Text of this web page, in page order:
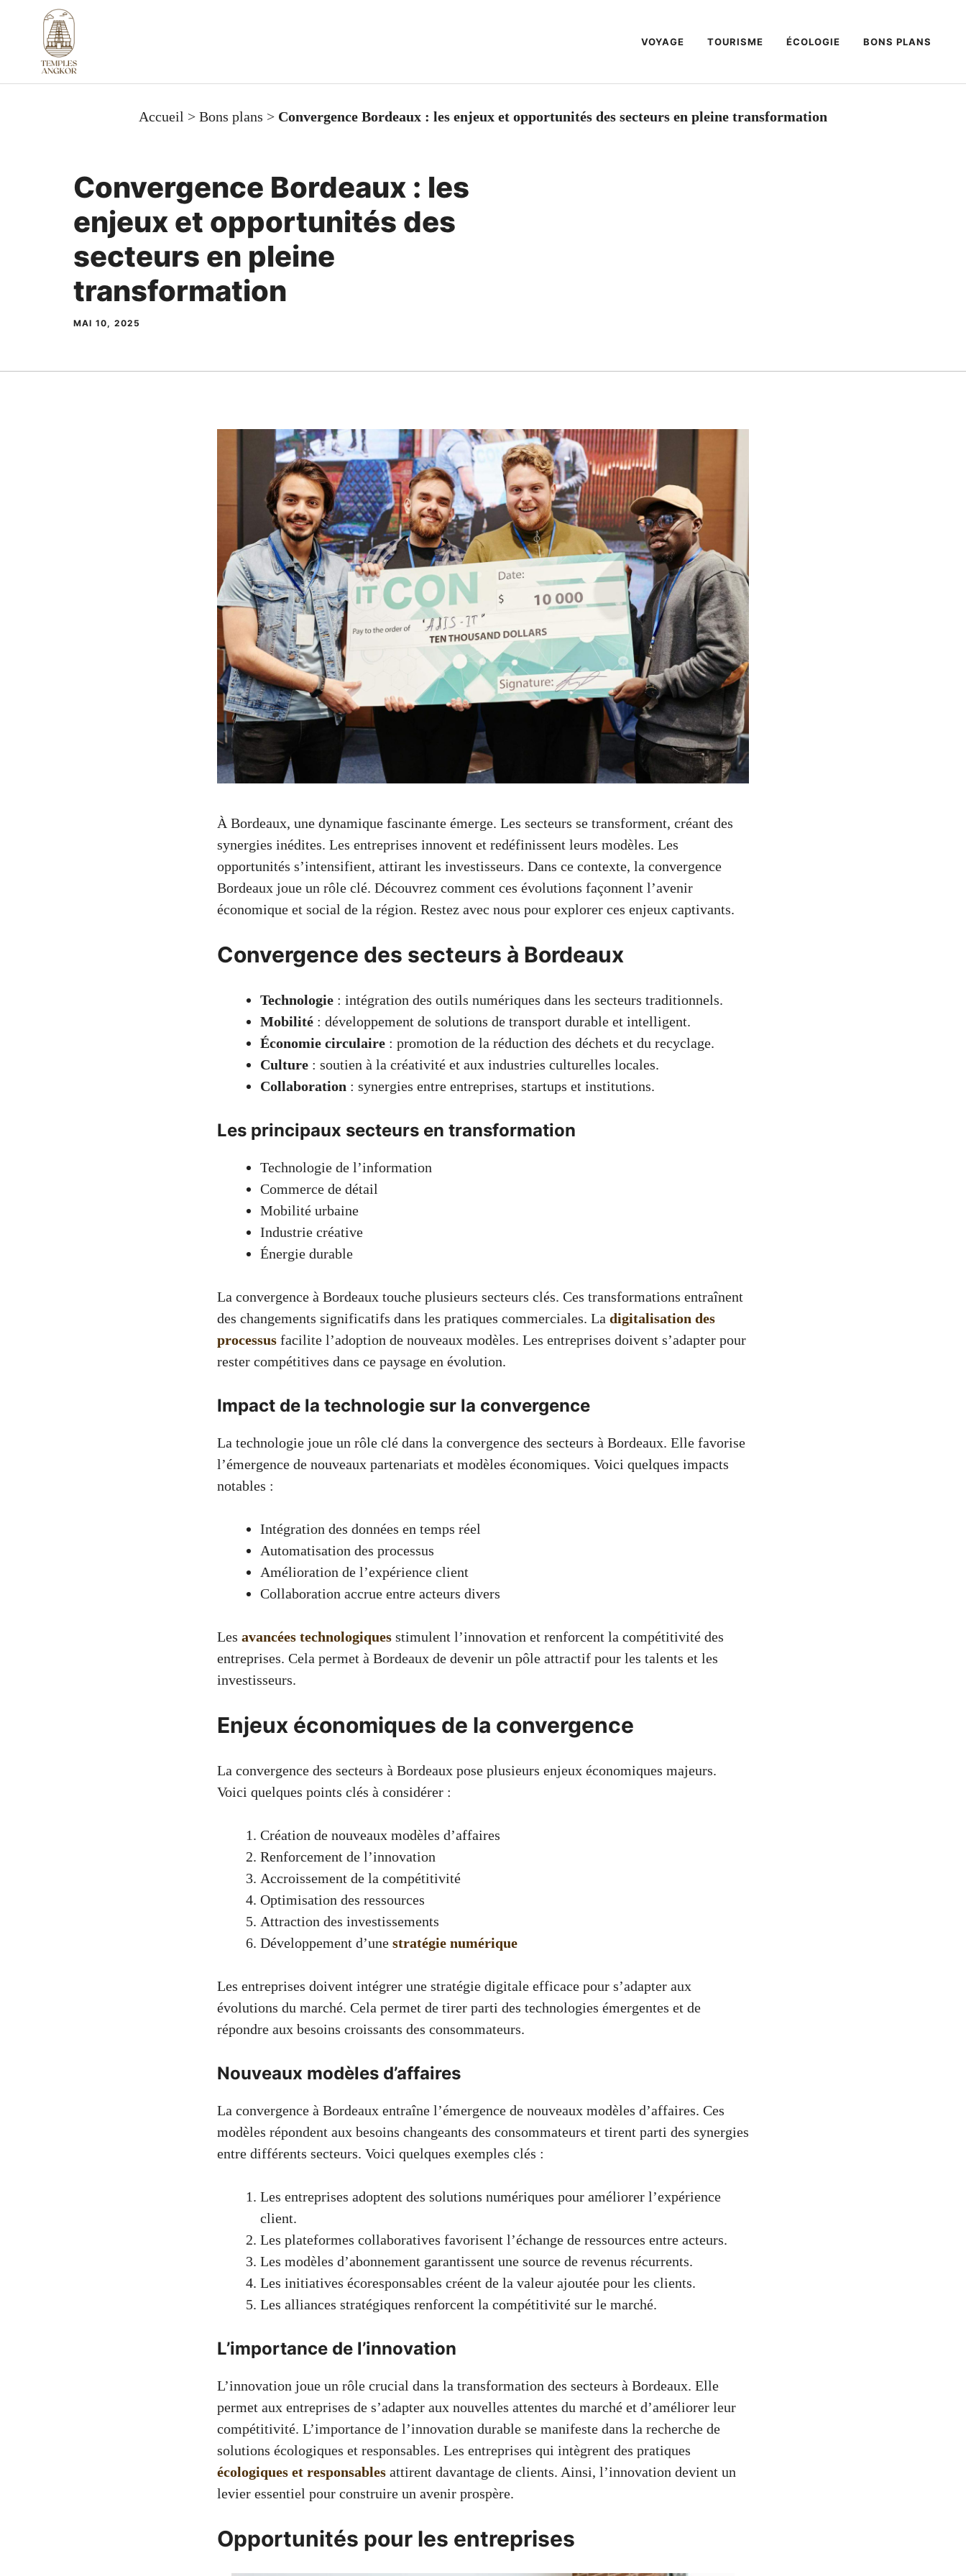
contenu
VOYAGE TOURISME ÉCOLOGIE BONS PLANS
Accueil > Bons plans > Convergence Bordeaux : les enjeux et opportunités des secteurs en pleine transformation
Convergence Bordeaux : les
enjeux et opportunités des
secteurs en pleine
transformation
MAI 10, 2025
À Bordeaux, une dynamique fascinante émerge. Les secteurs se transforment, créant des
synergies inédites. Les entreprises innovent et redéfinissent leurs modèles. Les
opportunités s’intensifient, attirant les investisseurs. Dans ce contexte, la convergence
Bordeaux joue un rôle clé. Découvrez comment ces évolutions façonnent l’avenir
économique et social de la région. Restez avec nous pour explorer ces enjeux captivants.
Convergence des secteurs à Bordeaux
Technologie : intégration des outils numériques dans les secteurs traditionnels.
Mobilité : développement de solutions de transport durable et intelligent.
Économie circulaire : promotion de la réduction des déchets et du recyclage.
Culture : soutien à la créativité et aux industries culturelles locales.
Collaboration : synergies entre entreprises, startups et institutions.
Les principaux secteurs en transformation
Technologie de l’information
Commerce de détail
Mobilité urbaine
Industrie créative
Énergie durable
La convergence à Bordeaux touche plusieurs secteurs clés. Ces transformations entraînent
des changements significatifs dans les pratiques commerciales. La digitalisation des
processus facilite l’adoption de nouveaux modèles. Les entreprises doivent s’adapter pour
rester compétitives dans ce paysage en évolution.
Impact de la technologie sur la convergence
La technologie joue un rôle clé dans la convergence des secteurs à Bordeaux. Elle favorise
l’émergence de nouveaux partenariats et modèles économiques. Voici quelques impacts
notables :
Intégration des données en temps réel
Automatisation des processus
Amélioration de l’expérience client
Collaboration accrue entre acteurs divers
Les avancées technologiques stimulent l’innovation et renforcent la compétitivité des
entreprises. Cela permet à Bordeaux de devenir un pôle attractif pour les talents et les
investisseurs.
Enjeux économiques de la convergence
La convergence des secteurs à Bordeaux pose plusieurs enjeux économiques majeurs.
Voici quelques points clés à considérer :
Création de nouveaux modèles d’affaires
Renforcement de l’innovation
Accroissement de la compétitivité
Optimisation des ressources
Attraction des investissements
Développement d’une stratégie numérique
Les entreprises doivent intégrer une stratégie digitale efficace pour s’adapter aux
évolutions du marché. Cela permet de tirer parti des technologies émergentes et de
répondre aux besoins croissants des consommateurs.
Nouveaux modèles d’affaires
La convergence à Bordeaux entraîne l’émergence de nouveaux modèles d’affaires. Ces
modèles répondent aux besoins changeants des consommateurs et tirent parti des synergies
entre différents secteurs. Voici quelques exemples clés :
Les entreprises adoptent des solutions numériques pour améliorer l’expérience
client.
Les plateformes collaboratives favorisent l’échange de ressources entre acteurs.
Les modèles d’abonnement garantissent une source de revenus récurrents.
Les initiatives écoresponsables créent de la valeur ajoutée pour les clients.
Les alliances stratégiques renforcent la compétitivité sur le marché.
L’importance de l’innovation
L’innovation joue un rôle crucial dans la transformation des secteurs à Bordeaux. Elle
permet aux entreprises de s’adapter aux nouvelles attentes du marché et d’améliorer leur
compétitivité. L’importance de l’innovation durable se manifeste dans la recherche de
solutions écologiques et responsables. Les entreprises qui intègrent des pratiques
écologiques et responsables attirent davantage de clients. Ainsi, l’innovation devient un
levier essentiel pour construire un avenir prospère.
Opportunités pour les entreprises